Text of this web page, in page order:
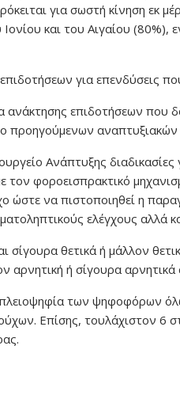
για σωστή κίνηση εκ
και του Αιγαίου (80%),
για επενδύσεις
ανάκτησης επιδοτήσεων που
προηγούμενων
Ανάπτυξης
φοροεισπρακτικό
ώστε να πιστοποιηθεί η
ελέγχους αλλά
σίγουρα θετικά ή μάλλον
αρνητική ή σίγουρα αρνητικά
των ψηφοφόρων
Επίσης, τουλάχιστον 6